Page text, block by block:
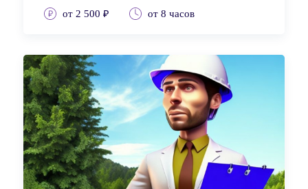
от 2 500 ₽ от 8 часов